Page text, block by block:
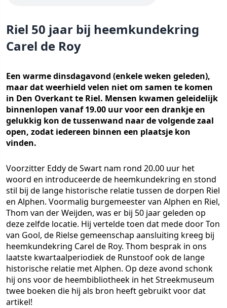
Riel 50 jaar bij heemkundekring
Carel de Roy
Een warme dinsdagavond (enkele weken geleden),
maar dat weerhield velen niet om samen te komen
in Den Overkant te Riel. Mensen kwamen geleidelijk
binnenlopen vanaf 19.00 uur voor een drankje en
gelukkig kon de tussenwand naar de volgende zaal
open, zodat iedereen binnen een plaatsje kon
vinden.
Voorzitter Eddy de Swart nam rond 20.00 uur het
woord en introduceerde de heemkundekring en stond
stil bij de lange historische relatie tussen de dorpen Riel
en Alphen. Voormalig burgemeester van Alphen en Riel,
Thom van der Weijden, was er bij 50 jaar geleden op
deze zelfde locatie. Hij vertelde toen dat mede door Ton
van Gool, de Rielse gemeenschap aansluiting kreeg bij
heemkundekring Carel de Roy. Thom besprak in ons
laatste kwartaalperiodiek de Runstoof ook de lange
historische relatie met Alphen. Op deze avond schonk
hij ons voor de heembibliotheek in het Streekmuseum
twee boeken die hij als bron heeft gebruikt voor dat
artikel!